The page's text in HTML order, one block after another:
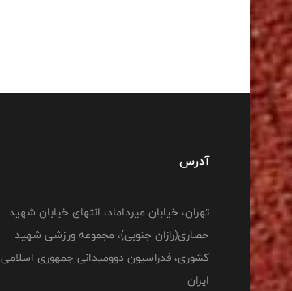
آدرس
تهران، خیابان میرداماد، انتهای خیابان شهید
حصاری(رازان جنوبی)، مجموعه ورزشی شهید
کشوری، فدراسیون دوومیدانی جمهوری اسلامی
ایران